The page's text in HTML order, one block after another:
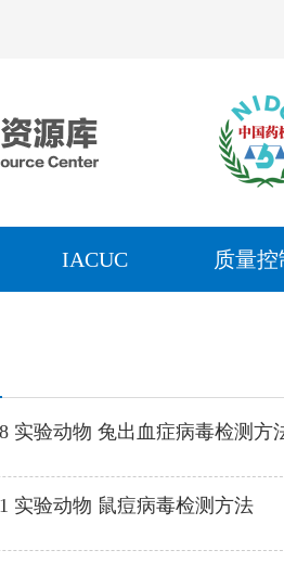
IACUC 质量控
实验动物 兔出血症病毒检测方
实验动物 鼠痘病毒检测方法